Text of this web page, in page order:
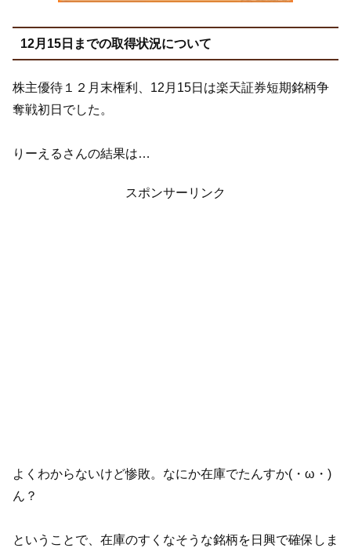
12月15日までの取得状況について
株主優待１２月末権利、12月15日は楽天証券短期銘柄争
奪戦初日でした。
りーえるさんの結果は…
スポンサーリンク
よくわからないけど惨敗。なにか在庫でたんすか(・ω・)
ん？
ということで、在庫のすくなそうな銘柄を日興で確保しま